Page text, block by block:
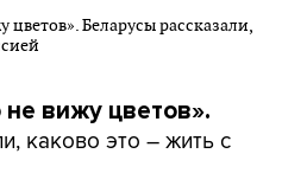
вижу цветов».
каково это – жить с